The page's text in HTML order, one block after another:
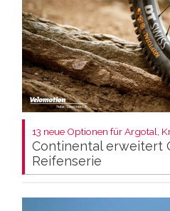
13 neue Optionen für Argotal,
Continental erweitert
Reifenserie